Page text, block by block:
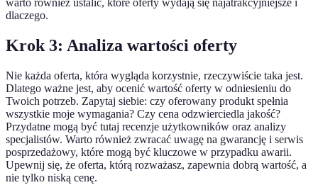
warto również ustalić, które oferty wydają się najatrakcyjniejsze i
dlaczego.
Krok 3: Analiza wartości oferty
Nie każda oferta, która wygląda korzystnie, rzeczywiście taka jest.
Dlatego ważne jest, aby ocenić wartość oferty w odniesieniu do
Twoich potrzeb. Zapytaj siebie: czy oferowany produkt spełnia
wszystkie moje wymagania? Czy cena odzwierciedla jakość?
Przydatne mogą być tutaj recenzje użytkowników oraz analizy
specjalistów. Warto również zwracać uwagę na gwarancję i serwis
posprzedażowy, które mogą być kluczowe w przypadku awarii.
Upewnij się, że oferta, którą rozważasz, zapewnia dobrą wartość, a
nie tylko niską cenę.